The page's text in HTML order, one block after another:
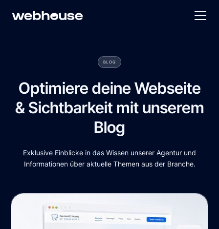
BLOG
Optimiere deine Webseite
& Sichtbarkeit mit unserem
Blog
Exklusive Einblicke in das Wissen unserer Agentur und
Informationen über aktuelle Themen aus der Branche.